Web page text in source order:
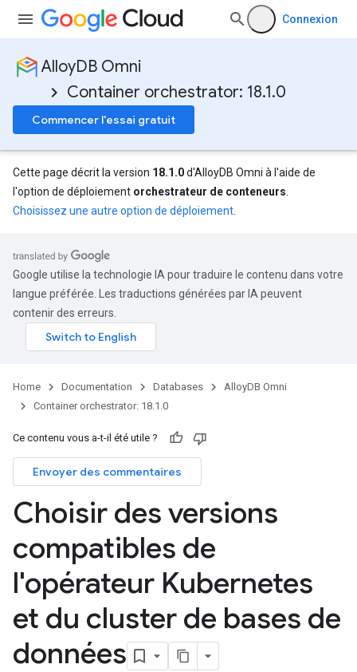
Connexion
AlloyDB Omni
Container orchestrator: 18.1.0
Commencer l'essai gratuit
Cette page décrit la version 18.1.0d'AlloyDB Omni à l'aide de
l'option de déploiement orchestrateur de conteneurs
Choisissez une autre option de déploiement
Google utilise la technologie IA pour traduire le contenu dans votre
langue préférée. Les traductions générées par IA peuvent
contenir des erreurs.
Home Documentation Databases
AlloyDB Omni
Container orchestrator: 18.1.0
Ce contenu vous a-t-il été utile ?
Envoyer des commentaires
Choisir des versions
compatibles de
l'opérateur Kubernetes
et du cluster de bases de
données